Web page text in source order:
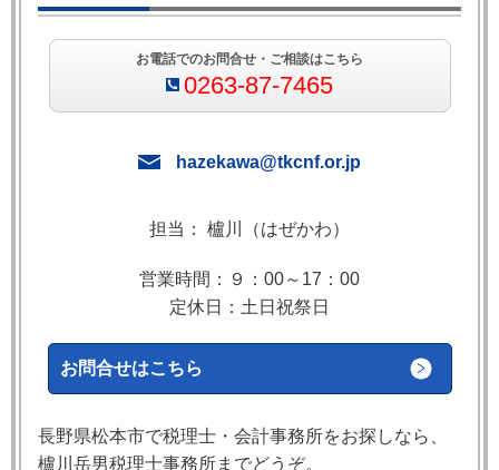
お電話でのお問合せ・ご相談はこちら
0263-87-7465
hazekawa@tkcnf.or.jp
担当： 櫨川（はぜかわ）
営業時間：９：00～17：00
定休日：土日祝祭日
お問合せはこちら
長野県松本市で税理士・会計事務所をお探しなら、
櫨川岳男税理士事務所までどうぞ。